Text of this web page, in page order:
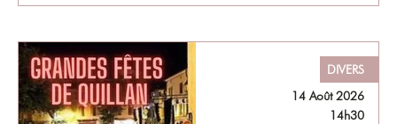
DIVERS
14 Août 2026
14h30